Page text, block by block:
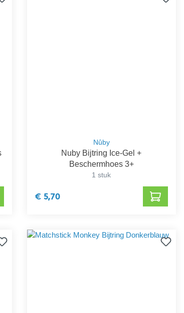
Nûby
Nuby Bijtring Ice-Gel +
Beschermhoes 3+
1 stuk
€ 5,70